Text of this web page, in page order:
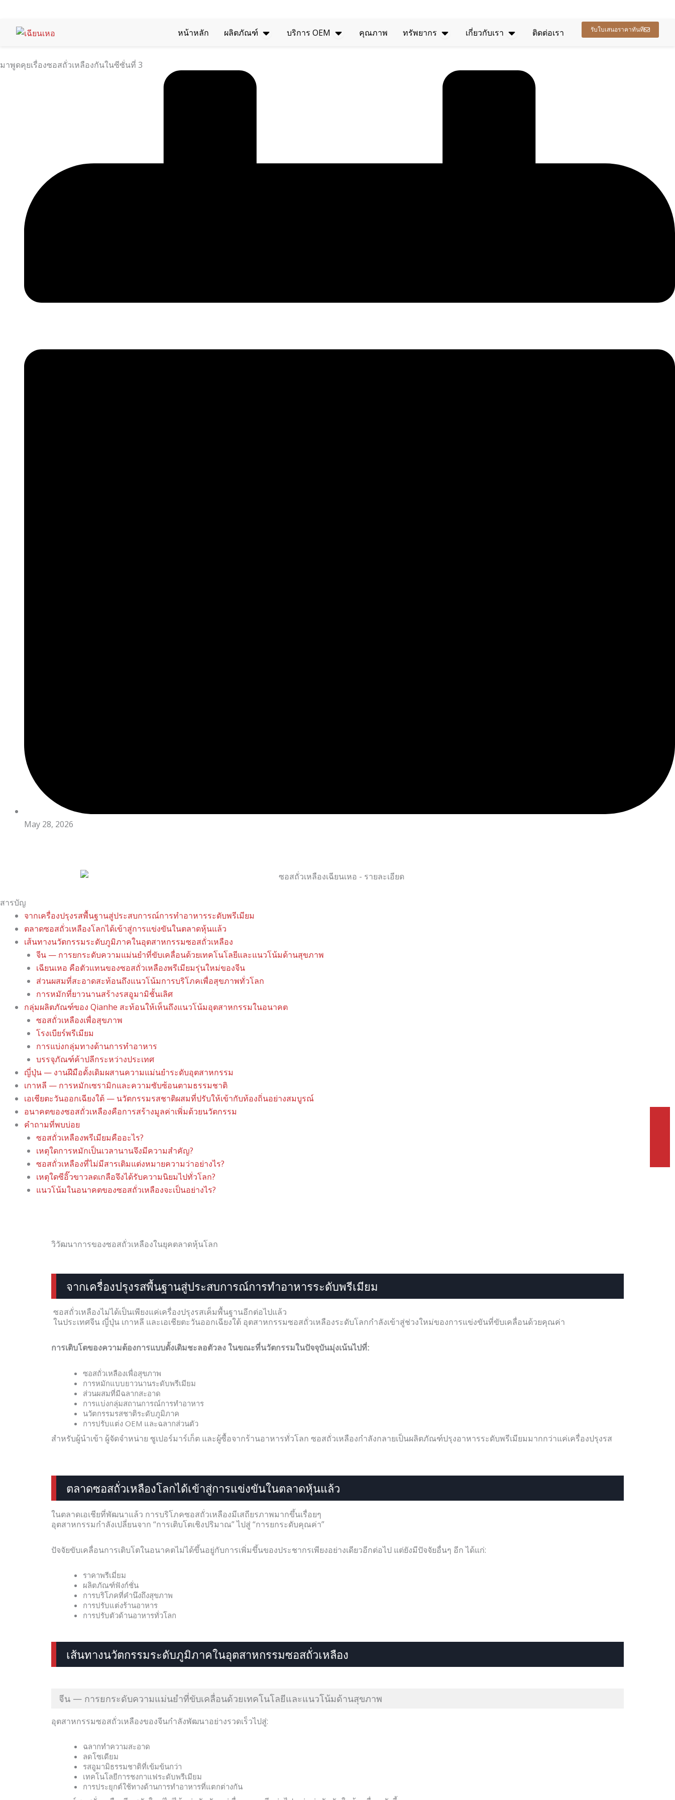
หน้าหลัก ผลิตภัณฑ์ เปิดผลิตภัณฑ์
บริการ OEM บริการ OEM แบบเปิด
คุณภาพ ทรัพยากร แหล่งข้อมูลเปิด
เกี่ยวกับเรา เปิดดูเกี่ยวกับเรา
ติดต่อเรา รับใบเสนอราคาทันที
มาพูดคุยเรื่องซอสถั่วเหลืองกันในซีซั่นที่ 3
May 28, 2026
สารบัญ
จากเครื่องปรุงรสพื้นฐานสู่ประสบการณ์การทำอาหารระดับพรีเมียม
ตลาดซอสถั่วเหลืองโลกได้เข้าสู่การแข่งขันในตลาดหุ้นแล้ว
เส้นทางนวัตกรรมระดับภูมิภาคในอุตสาหกรรมซอสถั่วเหลือง
จีน — การยกระดับความแม่นยำที่ขับเคลื่อนด้วยเทคโนโลยีและแนวโน้มด้านสุขภาพ
เฉียนเหอ คือตัวแทนของซอสถั่วเหลืองพรีเมียมรุ่นใหม่ของจีน
ส่วนผสมที่สะอาดสะท้อนถึงแนวโน้มการบริโภคเพื่อสุขภาพทั่วโลก
การหมักที่ยาวนานสร้างรสอูมามิชั้นเลิศ
กลุ่มผลิตภัณฑ์ของ Qianhe สะท้อนให้เห็นถึงแนวโน้มอุตสาหกรรมในอนาคต
ซอสถั่วเหลืองเพื่อสุขภาพ
โรงเบียร์พรีเมียม
การแบ่งกลุ่มทางด้านการทำอาหาร
บรรจุภัณฑ์ค้าปลีกระหว่างประเทศ
ญี่ปุ่น — งานฝีมือดั้งเดิมผสานความแม่นยำระดับอุตสาหกรรม
เกาหลี — การหมักเซรามิกและความซับซ้อนตามธรรมชาติ
เอเชียตะวันออกเฉียงใต้ — นวัตกรรมรสชาติผสมที่ปรับให้เข้ากับท้องถิ่นอย่างสมบูรณ์
อนาคตของซอสถั่วเหลืองคือการสร้างมูลค่าเพิ่มด้วยนวัตกรรม
คำถามที่พบบ่อย
ซอสถั่วเหลืองพรีเมียมคืออะไร?
เหตุใดการหมักเป็นเวลานานจึงมีความสำคัญ?
ซอสถั่วเหลืองที่ไม่มีสารเติมแต่งหมายความว่าอย่างไร?
เหตุใดซีอิ๊วขาวลดเกลือจึงได้รับความนิยมไปทั่วโลก?
แนวโน้มในอนาคตของซอสถั่วเหลืองจะเป็นอย่างไร?
วิวัฒนาการของซอสถั่วเหลืองในยุคตลาดหุ้นโลก
จากเครื่องปรุงรสพื้นฐานสู่ประสบการณ์การทำอาหารระดับพรีเมียม
ซอสถั่วเหลืองไม่ได้เป็นเพียงแค่เครื่องปรุงรสเค็มพื้นฐานอีกต่อไปแล้ว
ในประเทศจีน ญี่ปุ่น เกาหลี และเอเชียตะวันออกเฉียงใต้ อุตสาหกรรมซอสถั่วเหลืองระดับโลกกำลังเข้าสู่ช่วงใหม่ของการแข่งขันที่ขับเคลื่อนด้วยคุณค่า
การเติบโตของความต้องการแบบดั้งเดิมชะลอตัวลง ในขณะที่นวัตกรรมในปัจจุบันมุ่งเน้นไปที่:
ซอสถั่วเหลืองเพื่อสุขภาพ
การหมักแบบยาวนานระดับพรีเมียม
ส่วนผสมที่มีฉลากสะอาด
การแบ่งกลุ่มสถานการณ์การทำอาหาร
นวัตกรรมรสชาติระดับภูมิภาค
การปรับแต่ง OEM และฉลากส่วนตัว
สำหรับผู้นำเข้า ผู้จัดจำหน่าย ซูเปอร์มาร์เก็ต และผู้ซื้อจากร้านอาหารทั่วโลก ซอสถั่วเหลืองกำลังกลายเป็นผลิตภัณฑ์ปรุงอาหารระดับพรีเมียมมากกว่าแค่เครื่องปรุงรส
ตลาดซอสถั่วเหลืองโลกได้เข้าสู่การแข่งขันในตลาดหุ้นแล้ว
ในตลาดเอเชียที่พัฒนาแล้ว การบริโภคซอสถั่วเหลืองมีเสถียรภาพมากขึ้นเรื่อยๆ
อุตสาหกรรมกำลังเปลี่ยนจาก “การเติบโตเชิงปริมาณ” ไปสู่ ​​“การยกระดับคุณค่า”
ปัจจัยขับเคลื่อนการเติบโตในอนาคตไม่ได้ขึ้นอยู่กับการเพิ่มขึ้นของประชากรเพียงอย่างเดียวอีกต่อไป แต่ยังมีปัจจัยอื่นๆ อีก ได้แก่:
ราคาพรีเมี่ยม
ผลิตภัณฑ์ฟังก์ชั่น
การบริโภคที่คำนึงถึงสุขภาพ
การปรับแต่งร้านอาหาร
การปรับตัวด้านอาหารทั่วโลก
เส้นทางนวัตกรรมระดับภูมิภาคในอุตสาหกรรมซอสถั่วเหลือง
จีน — การยกระดับความแม่นยำที่ขับเคลื่อนด้วยเทคโนโลยีและแนวโน้มด้านสุขภาพ
อุตสาหกรรมซอสถั่วเหลืองของจีนกำลังพัฒนาอย่างรวดเร็วไปสู่:
ฉลากทำความสะอาด
ลดโซเดียม
รสอูมามิธรรมชาติที่เข้มข้นกว่า
เทคโนโลยีการชงกาแฟระดับพรีเมียม
การประยุกต์ใช้ทางด้านการทำอาหารที่แตกต่างกัน